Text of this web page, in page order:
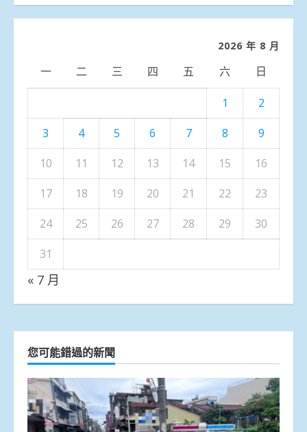
分
2026 年 8 月
一 二 三 四 五 六 日
1
2
3
4 5 6 7 8
9
10
11 12 13 14 15
16
17
18 19 20 21 22
23
24
25 26 27 28 29
30
31
« 7 月
您可能錯過的新聞